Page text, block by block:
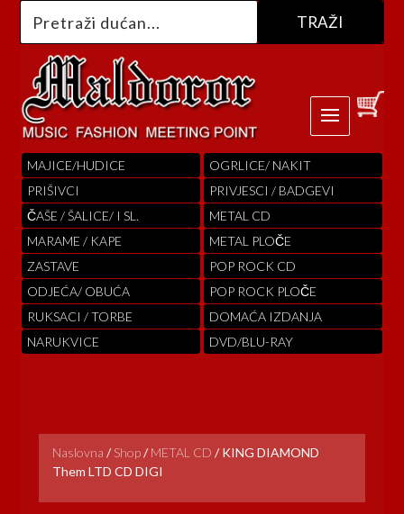
MAJICE/HUDICE
PRIŠIVCI
ČAŠE / ŠALICE/ I SL.
MARAME / KAPE
ZASTAVE
ODJEĆA/ OBUĆA
RUKSACI / TORBE
NARUKVICE
OGRLICE/ NAKIT
PRIVJESCI / BADGEVI
METAL CD
METAL PLOČE
POP ROCK CD
POP ROCK PLOČE
DOMAĆA IZDANJA
DVD/BLU-RAY
Naslovna / Shop/ METAL CD / KING DIAMOND
Them LTD CD DIGI